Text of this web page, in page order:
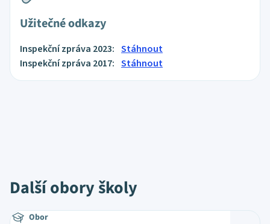
Užitečné odkazy
Inspekční zpráva 2023: Stáhnout
Inspekční zpráva 2017: Stáhnout
Další obory školy
Obor